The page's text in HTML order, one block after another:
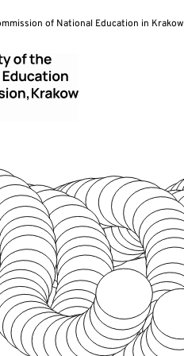
of National Education in Krakow